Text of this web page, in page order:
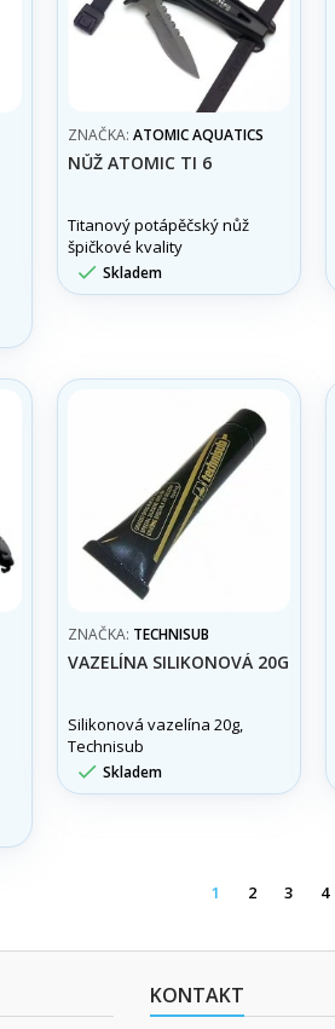
ZNAČKA: ATOMIC AQUATICS
NŮŽ ATOMIC TI 6
Titanový potápěčský nůž
špičkové kvality
ergonomického tvaru.
Velmi povedený design.
 Skladem
ZNAČKA: TECHNISUB
VAZELÍNA SILIKONOVÁ 20G
Silikonová vazelína 20g,
Technisub
 Skladem
1 2 3 4
KONTAKT